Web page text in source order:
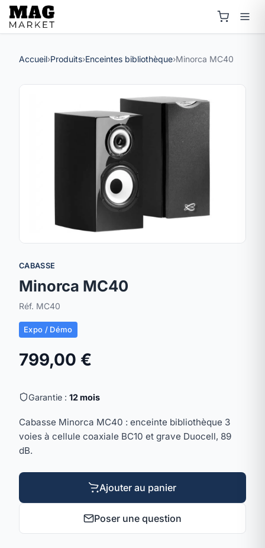
Accueil›Produits›Enceintes bibliothèque›Minorca MC40
CABASSE
Minorca MC40
Réf. MC40
Expo / Démo
799,00 €
Garantie : 12 mois
Cabasse Minorca MC40 : enceinte bibliothèque 3
voies à cellule coaxiale BC10 et grave Duocell, 89
dB.
Ajouter au panier
Poser une question